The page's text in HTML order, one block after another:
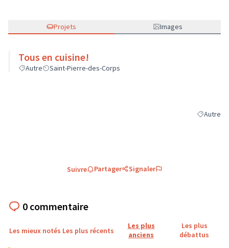
Projets Images
Tous en cuisine!
Autre Saint-Pierre-des-Corps
Filtrer les
Autre
Suivre Partager Signaler
0 commentaire
Les mieux notés Les plus récents
Les plus
anciens
Les plus
débattus